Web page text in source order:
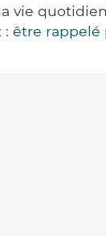
vie
: être rappelé